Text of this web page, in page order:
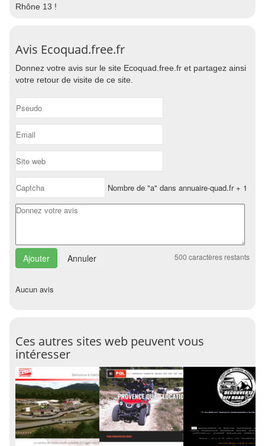
Rhône 13 !
Avis Ecoquad.free.fr
Donnez votre avis sur le site Ecoquad.free.fr et partagez ainsi
votre retour de visite de ce site.
Nombre de "a" dans annuaire-quad.fr + 1
Annuler 500 caractères restants
Aucun avis
Ces autres sites web peuvent vous
intéresser